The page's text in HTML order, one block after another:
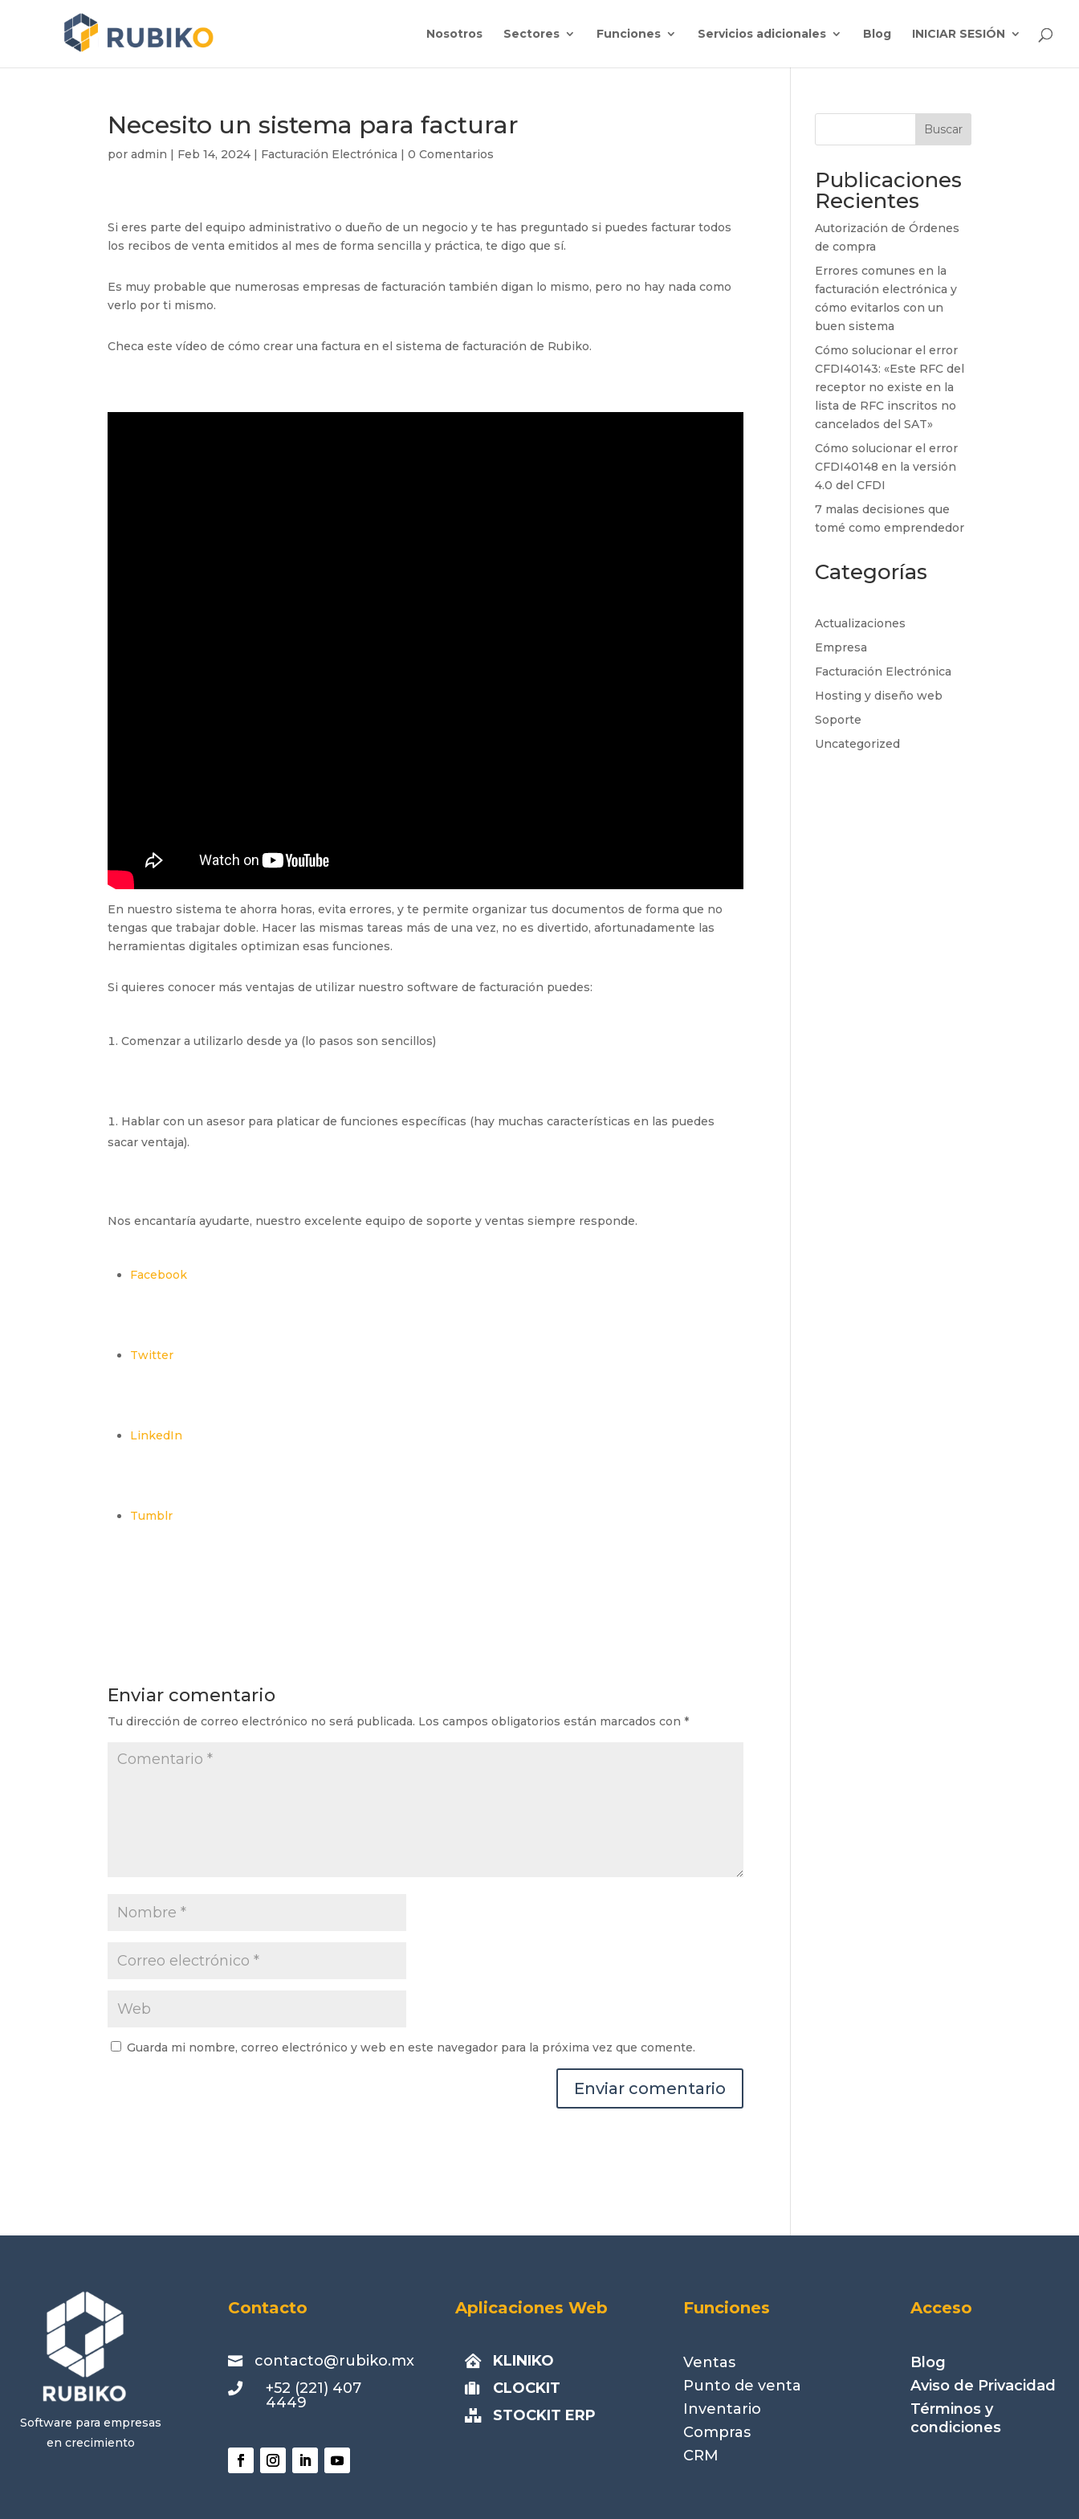
Nosotros Sectores Funciones Servicios adicionales Blog INICIAR SESIÓN
Necesito un sistema para facturar
poradmin | Feb 14, 2024 | Facturación Electrónica |0 Comentarios
Si eres parte del equipo administrativo o dueño de un negocio y te has preguntado si puedes facturar todos
los recibos de venta emitidos al mes de forma sencilla y práctica, te digo que sí.
Es muy probable que numerosas empresas de facturación también digan lo mismo, pero no hay nada como
verlo por ti mismo.
Checa este vídeo de cómo crear una factura en el sistema de facturación de Rubiko.
En nuestro sistema te ahorra horas, evita errores, y te permite organizar tus documentos de forma que no
tengas que trabajar doble. Hacer las mismas tareas más de una vez, no es divertido, afortunadamente las
herramientas digitales optimizan esas funciones.
Si quieres conocer más ventajas de utilizar nuestro software de facturación puedes:
Comenzar a utilizarlo desde ya (lo pasos son sencillos)
Hablar con un asesor para platicar de funciones específicas (hay muchas características en las puedes
sacar ventaja).
Nos encantaría ayudarte, nuestro excelente equipo de soporte y ventas siempre responde.
Facebook
Twitter
LinkedIn
Tumblr
Enviar comentario
Tu dirección de correo electrónico no será publicada. Los campos obligatorios están marcados con*
Guarda mi nombre, correo electrónico y web en este navegador para la próxima vez que comente.
Buscar
Publicaciones
Recientes
Autorización de Órdenes
de compra
Errores comunes en la
facturación electrónica y
cómo evitarlos con un
buen sistema
Cómo solucionar el error
CFDI40143: «Este RFC del
receptor no existe en la
lista de RFC inscritos no
cancelados del SAT»
Cómo solucionar el error
CFDI40148 en la versión
4.0 del CFDI
7 malas decisiones que
tomé como emprendedor
Categorías
Actualizaciones
Empresa
Facturación Electrónica
Hosting y diseño web
Soporte
Uncategorized
Software para empresas
en crecimiento
Contacto
 contacto@rubiko.mx

+52 (221) 407
4449
Aplicaciones Web
 KLINIKO
 CLOCKIT
 STOCKIT ERP
Funciones
Ventas
Punto de venta
Inventario
Compras
CRM
Acceso
Blog
Aviso de Privacidad
Términos y
condiciones